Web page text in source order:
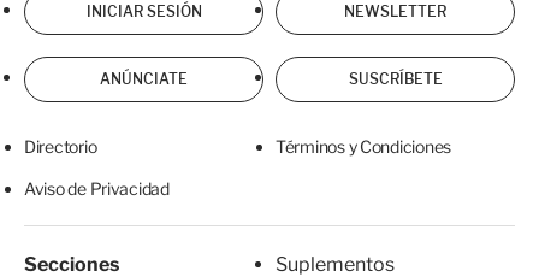
INICIAR SESIÓN NEWSLETTER
ANÚNCIATE SUSCRÍBETE
Directorio Términos y Condiciones
Aviso de Privacidad
Secciones
Suplementos